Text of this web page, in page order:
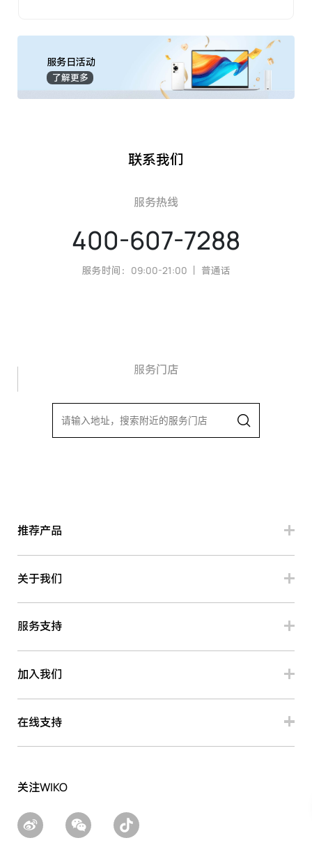
服务日活动
了解更多
联系我们
服务热线
400-607-7288
服务时间：09:00-21:00 ｜ 普通话
服务门店
推荐产品
关于我们
服务支持
加入我们
在线支持
关注WIKO